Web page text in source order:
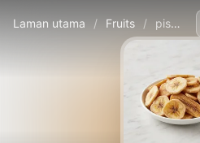
Laman utama / Fruits / pisang kering